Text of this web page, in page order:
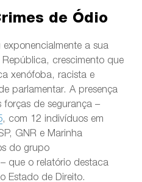
de Ódio
a sua
crescimento que
xenófoba, racista e
parlamentar. A presença
forças de segurança –
, com 12 indivíduos em
GNR e Marinha
do grupo
que o relatório destaca
Estado de Direito.